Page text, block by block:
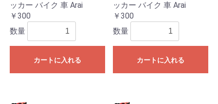
ッカー バイク 車 Arai
￥300
数量
カートに入れる
ッカー バイク 車 Arai
￥300
数量
カートに入れる